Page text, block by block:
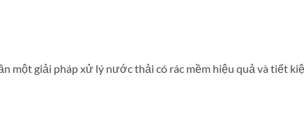
một giải pháp xử lý nước thải có rác mềm hiệu quả và tiết